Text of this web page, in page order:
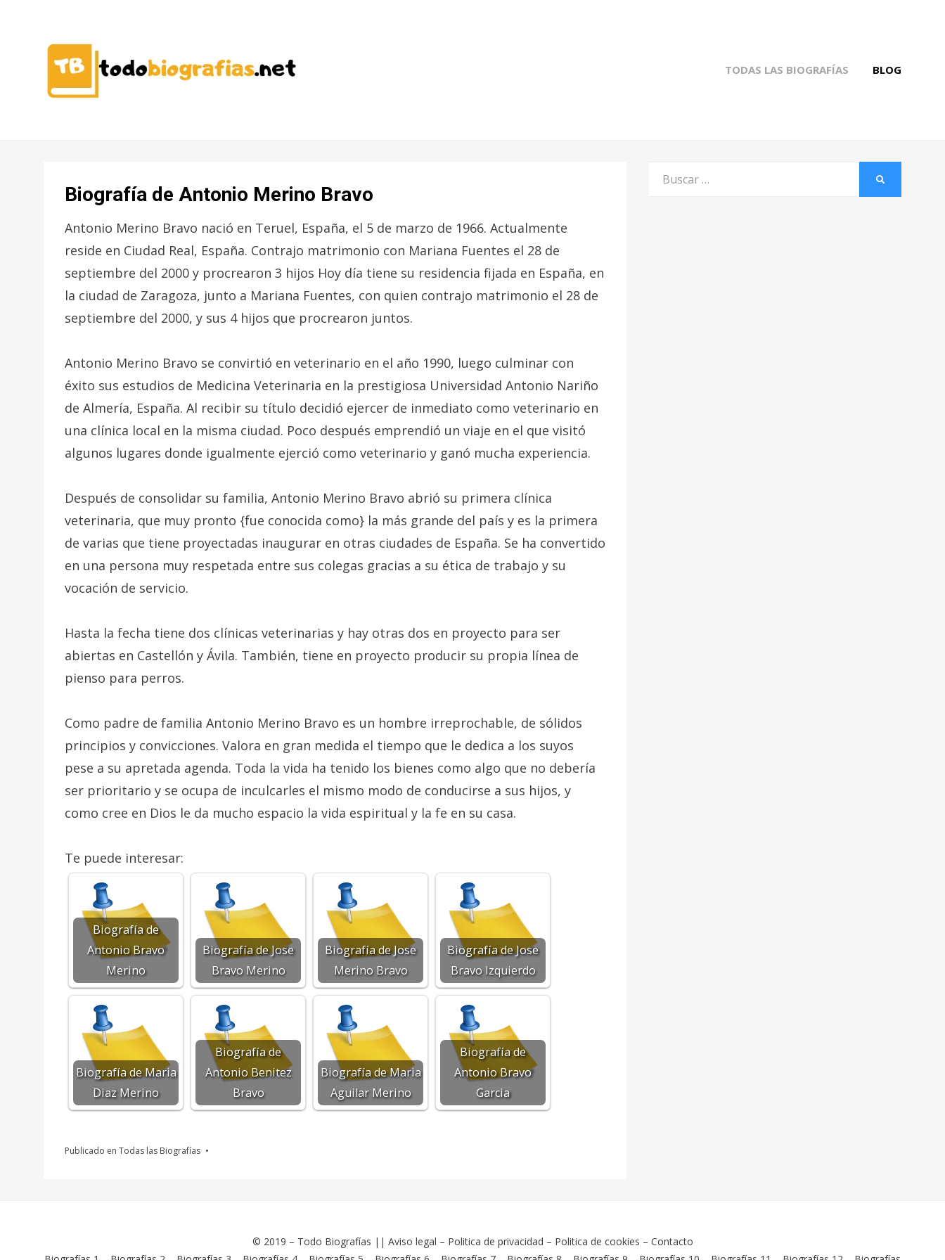
TODAS LAS BIOGRAFÍAS BLOG
Biografía de Antonio Merino Bravo
Antonio Merino Bravo nació en Teruel, España, el 5 de marzo de 1966. Actualmente
reside en Ciudad Real, España. Contrajo matrimonio con Mariana Fuentes el 28 de
septiembre del 2000 y procrearon 3 hijos Hoy día tiene su residencia fijada en España, en
la ciudad de Zaragoza, junto a Mariana Fuentes, con quien contrajo matrimonio el 28 de
septiembre del 2000, y sus 4 hijos que procrearon juntos.
Antonio Merino Bravo se convirtió en veterinario en el año 1990, luego culminar con
éxito sus estudios de Medicina Veterinaria en la prestigiosa Universidad Antonio Nariño
de Almería, España. Al recibir su título decidió ejercer de inmediato como veterinario en
una clínica local en la misma ciudad. Poco después emprendió un viaje en el que visitó
algunos lugares donde igualmente ejerció como veterinario y ganó mucha experiencia.
Después de consolidar su familia, Antonio Merino Bravo abrió su primera clínica
veterinaria, que muy pronto {fue conocida como} la más grande del país y es la primera
de varias que tiene proyectadas inaugurar en otras ciudades de España. Se ha convertido
en una persona muy respetada entre sus colegas gracias a su ética de trabajo y su
vocación de servicio.
Hasta la fecha tiene dos clínicas veterinarias y hay otras dos en proyecto para ser
abiertas en Castellón y Ávila. También, tiene en proyecto producir su propia línea de
pienso para perros.
Como padre de familia Antonio Merino Bravo es un hombre irreprochable, de sólidos
principios y convicciones. Valora en gran medida el tiempo que le dedica a los suyos
pese a su apretada agenda. Toda la vida ha tenido los bienes como algo que no debería
ser prioritario y se ocupa de inculcarles el mismo modo de conducirse a sus hijos, y
como cree en Dios le da mucho espacio la vida espiritual y la fe en su casa.
Te puede interesar:
Biografía de
Antonio Bravo
Merino
Biografía de Jose
Bravo Merino
Biografía de Jose
Merino Bravo
Biografía de Jose
Bravo Izquierdo
Biografía de Maria
Diaz Merino
Biografía de
Antonio Benitez
Bravo
Biografía de Maria
Aguilar Merino
Biografía de
Antonio Bravo
Garcia
Publicado en Todas las Biografías
Buscar
© 2019 – Todo Biografías || Aviso legal – Politica de privacidad – Politica de cookies – Contacto